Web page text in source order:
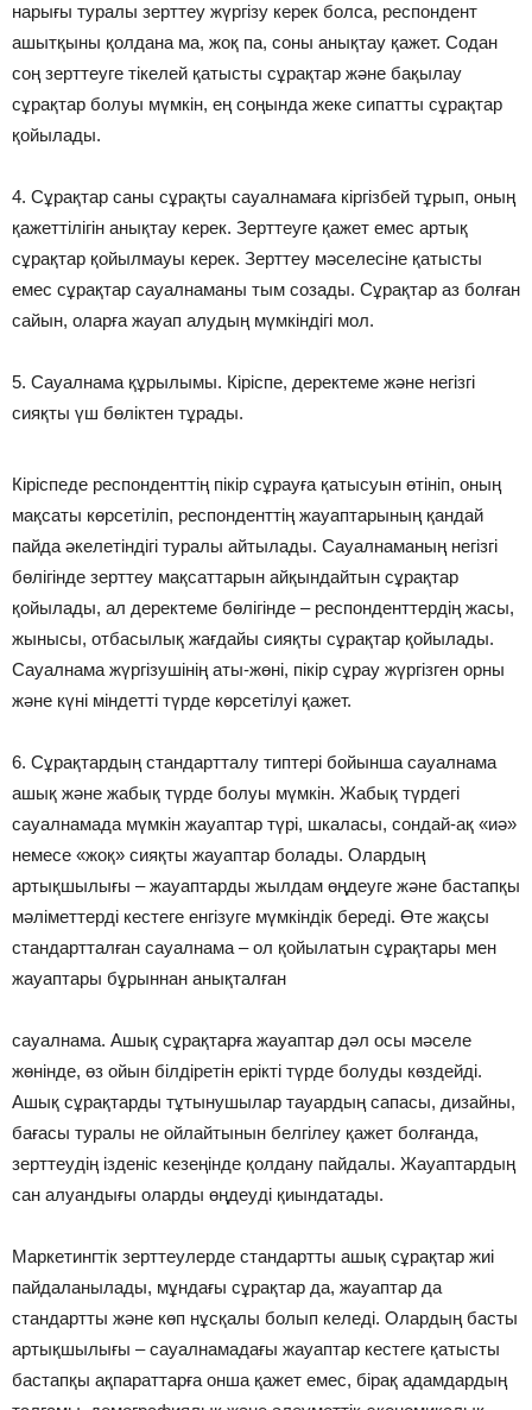
нарығы туралы зерттеу жүргізу керек болса, респондент
ашытқыны қолдана ма, жоқ па, соны анықтау қажет. Содан
соң зерттеуге тікелей қатысты сұрақтар және бақылау
сұрақтар болуы мүмкін, ең соңында жеке сипатты сұрақтар
қойылады.
4. Сұрақтар саны сұрақты сауалнамаға кіргізбей тұрып, оның
қажеттілігін анықтау керек. Зерттеуге қажет емес артық
сұрақтар қойылмауы керек. Зерттеу мәселесіне қатысты
емес сұрақтар сауалнаманы тым созады. Сұрақтар аз болған
сайын, оларға жауап алудың мүмкіндігі мол.
5. Сауалнама құрылымы. Кіріспе, деректеме және негізгі
сияқты үш бөліктен тұрады.
Кіріспеде респонденттің пікір сұрауға қатысуын өтініп, оның
мақсаты көрсетіліп, респонденттің жауаптарының қандай
пайда әкелетіндігі туралы айтылады. Сауалнаманың негізгі
бөлігінде зерттеу мақсаттарын айқындайтын сұрақтар
қойылады, ал деректеме бөлігінде – респонденттердің жасы,
жынысы, отбасылық жағдайы сияқты сұрақтар қойылады.
Сауалнама жүргізушінің аты-жөні, пікір сұрау жүргізген орны
және күні міндетті түрде көрсетілуі қажет.
6. Сұрақтардың стандартталу типтері бойынша сауалнама
ашық және жабық түрде болуы мүмкін. Жабық түрдегі
сауалнамада мүмкін жауаптар түрі, шкаласы, сондай-ақ «иә»
немесе «жоқ» сияқты жауаптар болады. Олардың
артықшылығы – жауаптарды жылдам өңдеуге және бастапқы
мәліметтерді кестеге енгізуге мүмкіндік береді. Өте жақсы
стандартталған сауалнама – ол қойылатын сұрақтары мен
жауаптары бұрыннан анықталған
сауалнама. Ашық сұрақтарға жауаптар дәл осы мәселе
жөнінде, өз ойын білдіретін ерікті түрде болуды көздейді.
Ашық сұрақтарды тұтынушылар тауардың сапасы, дизайны,
бағасы туралы не ойлайтынын белгілеу қажет болғанда,
зерттеудің ізденіс кезеңінде қолдану пайдалы. Жауаптардың
сан алуандығы оларды өңдеуді қиындатады.
Маркетингтік зерттеулерде стандартты ашық сұрақтар жиі
пайдаланылады, мұндағы сұрақтар да, жауаптар да
стандартты және көп нұсқалы болып келеді. Олардың басты
артықшылығы – сауалнамадағы жауаптар кестеге қатысты
бастапқы ақпараттарға онша қажет емес, бірақ адамдардың